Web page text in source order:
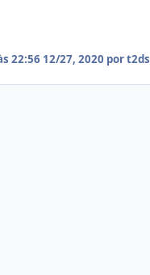
22:56 12/27, 2020 por t2ds